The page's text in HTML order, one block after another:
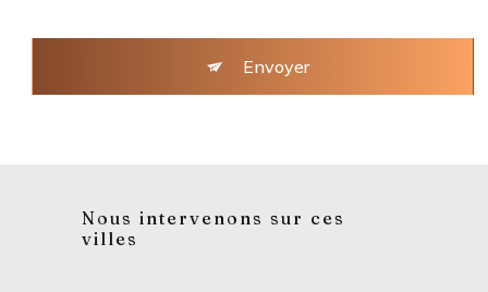
Envoyer
Nous intervenons sur ces
villes